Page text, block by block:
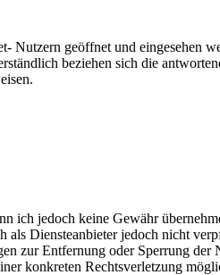
geöffnet und eingesehen
beziehen sich die
ich jedoch keine Gewähr
Diensteanbieter jedoch nicht
zur Entfernung oder Sperrung der
konkreten Rechtsverletzung